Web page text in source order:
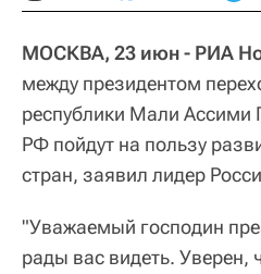
МОСКВА, 23 июн - РИА
между президентом
республики Мали Ассими
РФ пойдут на пользу
стран, заявил лидер
"Уважаемый господин
рады вас видеть.